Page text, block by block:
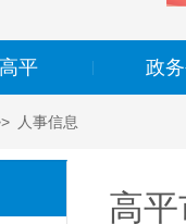
平 政
人事信息
高